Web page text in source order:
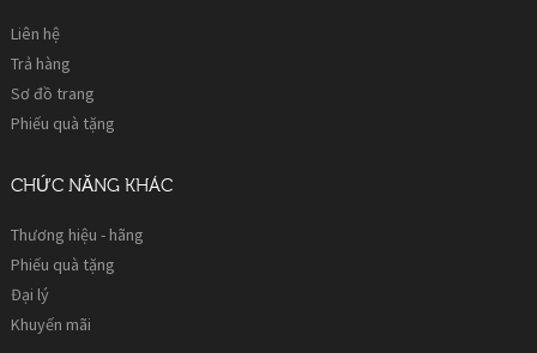
Liên hệ
Trả hàng
Sơ đồ trang
Phiếu quà tặng
CHỨC NĂNG KHÁC
Thương hiệu - hãng
Phiếu quà tặng
Đại lý
Khuyến mãi